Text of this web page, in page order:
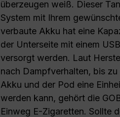
überzeugen weiß. Dieser
System mit Ihrem
verbaute Akku hat eine
der Unterseite mit einem
versorgt werden. Laut
nach Dampfverhalten, bis
Akku und der Pod eine
werden kann, gehört die
Einweg E-Zigaretten. Sollte